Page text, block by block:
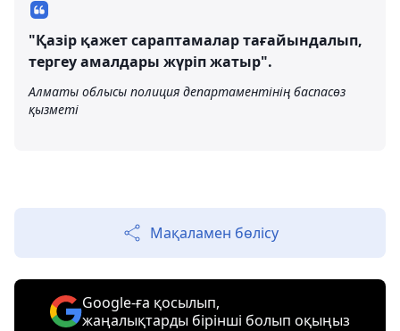
"Қазір қажет сараптамалар тағайындалып,
тергеу амалдары жүріп жатыр".
Алматы облысы полиция департаментінің баспасөз
қызметі
Мақаламен бөлісу
Google-ға қосылып,
жаңалықтарды бірінші болып оқыңыз